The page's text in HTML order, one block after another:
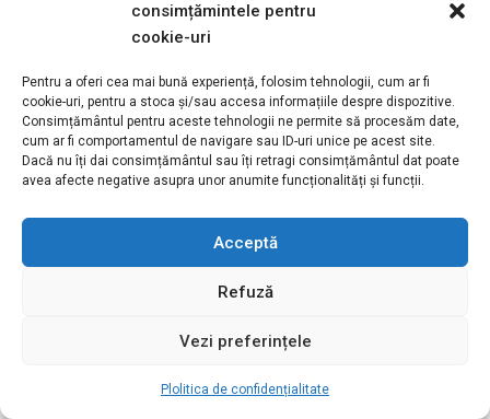
consimțămintele pentru
cookie-uri
Pentru a oferi cea mai bună experiență, folosim tehnologii, cum ar fi
cookie-uri, pentru a stoca și/sau accesa informațiile despre dispozitive.
Consimțământul pentru aceste tehnologii ne permite să procesăm date,
cum ar fi comportamentul de navigare sau ID-uri unice pe acest site.
Dacă nu îți dai consimțământul sau îți retragi consimțământul dat poate
avea afecte negative asupra unor anumite funcționalități și funcții.
Acceptă
Refuză
Vezi preferințele
Plolitica de confidențialitate
De asemenea, aveți dreptul de a depune o sesizare la
autoritatea de supraveghere a datelor din Romania, cu sediul
Romania, e-mail: anspdcp@dataprotection.ro
Accesarea site-ului in continuare prin completarea
formularului de creare cont care face trimitere la prezentul
produse, solicitarea de informatii sau prin orice alt mod de a
intra in legatura cu reprezentantii Bionatura, inseamna faptul
informatiile din documentele privind termenii, conditiile si
personale, precum si ca va dati consimtamantul in mod
expres si neechivoc ca Bionatura si partenerii ei sa prelucreze